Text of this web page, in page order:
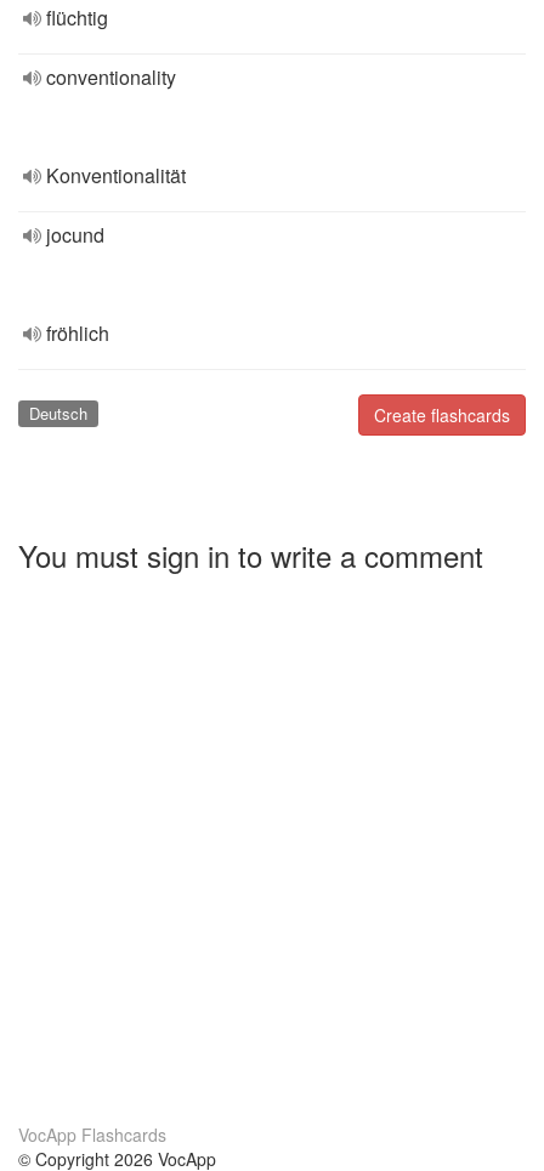
flüchtig
conventionality
Konventionalität
jocund
fröhlich
Create flashcards
Deutsch
You must sign in to write a comment
VocApp Flashcards
© Copyright 2026 VocApp